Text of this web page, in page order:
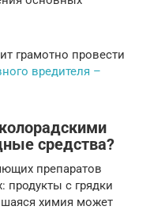
грамотно провести
вредителя –
средства?
препаратов
продукты с грядки
химия может